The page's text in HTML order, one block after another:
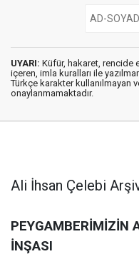
UYARI: Küfür, hakaret, rencide
içeren, imla kuralları ile
Türkçe karakter kullanılmayan
onaylanmamaktadır.
Ali İhsan Çelebi
PEYGAMBERİMİZİN
İNŞASI